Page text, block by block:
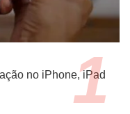
no iPhone, iPad